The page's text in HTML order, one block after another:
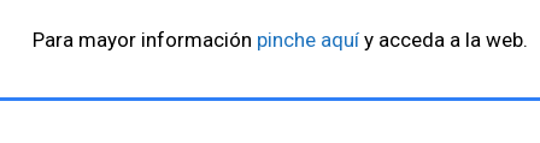
Para mayor información pinche aquí y acceda a la web.